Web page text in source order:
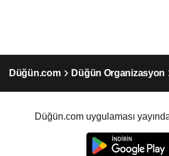
Düğün.com Düğün Organizasyon
Düğün.com uygulaması